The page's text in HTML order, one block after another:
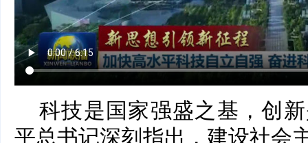
科技是国家强盛之基，创
平总书记深刻指出，建设社会